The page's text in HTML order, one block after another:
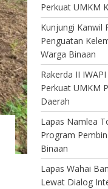
Perkuat UMKM
Kunjungi Kanwil
Penguatan
Warga Binaan
Rakerda II
Perkuat UMKM
Daerah
Lapas Namlea
Program
Binaan
Lapas Wahai
Lewat Dialog